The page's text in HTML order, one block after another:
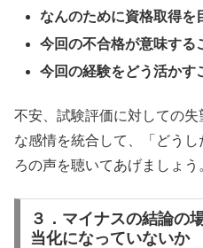
なんのために資格取得を
今回の不合格が意味する
今回の経験をどう活かす
不安、試験評価に対しての
な感情を統合して、「どう
ろの声を聴いてあげましょう
３．マイナスの結論の
当化になっていないか